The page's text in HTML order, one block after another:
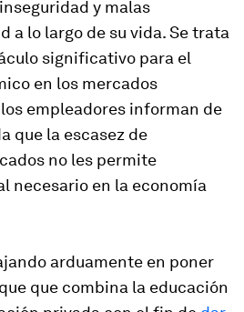
y malas
a lo largo de su vida. Se trata
significativo para el
en los mercados
empleadores informan de
que la escasez de
no les permite
necesario en la economía
arduamente en poner
que combina la educación